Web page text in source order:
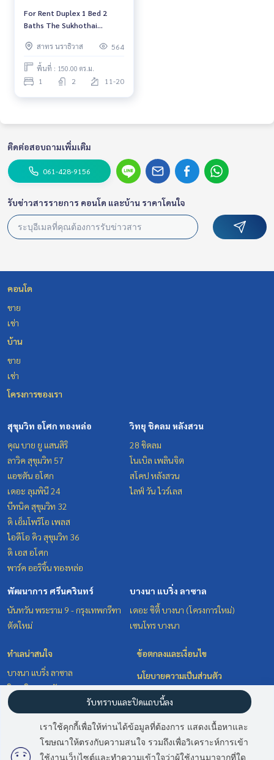
For Rent Duplex 1 Bed 2
Baths The Sukhothai
High floor Near BTS
Saladaeng Fully furnished
Ready to move in
สาทร นราธิวาส 564
พื้นที่ : 150.00 ตร.ม.
1 2 11-20
มี2คนกำลังดูประกาศนี้
ติดต่อสอบถามเพิ่มเติม
061-428-9156
รับข่าวสารรายการ คอนโด และบ้าน ราคาโดนใจ
คอนโด
ขาย
เช่า
บ้าน
ขาย
เช่า
โครงการของเรา
สุขุมวิท อโศก ทองหล่อ
คุณ บาย ยู แสนสิริ
ลาวิค สุขุมวิท 57
แอชตัน อโศก
เดอะ ลุมพินี 24
บีทนิค สุขุมวิท 32
ดิ เอ็มโพริโอ เพลส
ไอดีโอ คิว สุขุมวิท 36
ดิ เอส อโศก
พาร์ค ออริจิ้น ทองหล่อ
วิทยุ ชิดลม หลังสวน
28 ชิดลม
โนเบิล เพลินจิต
สโคป หลังสวน
ไลฟ์ วัน ไวร์เลส
พัฒนาการ ศรีนครินทร์
นันทวัน พระราม 9 - กรุงเทพกรีฑา
ตัดใหม่
บางนา แบริ่ง ลาซาล
เดอะ ซิตี้ บางนา (โครงการใหม่)
เซนโทร บางนา
ทำเลน่าสนใจ
บางนา แบริ่ง ลาซาล
วิทยุ ชิดลม หลังสวน
พัฒนาการ ศรีนครินทร์
สุขุมวิท อโศก ทองหล่อ
ข้อตกลงและเงื่อนไข
นโยบายความเป็นส่วนตัว
เกี่ยวกับเรา
วิธีการฝากขาย-เช่า
ติดต่อ
เราใช้คุกกี้เพื่อให้ท่านได้ข้อมูลที่ต้องการ แสดงเนื้อหาและ
โฆษณาให้ตรงกับความสนใจ รวมถึงเพื่อวิเคราะห์การเข้า
ใช้งานเว็บไซต์และทำความเข้าใจว่าผู้ใช้งานมาจากที่ใด
รับทราบและปิดแถบนี้ลง